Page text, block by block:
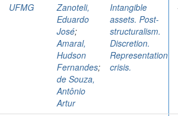
UFMG
Zanoteli,
Eduardo
José;
Amaral,
Hudson
Fernandes;
de Souza,
Antônio
Artur
Intangible
assets. Post-
structuralism.
Discretion.
Representation
crisis.